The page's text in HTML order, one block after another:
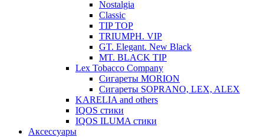
Nostalgia
Classic
TIP TOP
TRIUMPH. VIP
GT. Elegant. New Black
MT. BLACK TIP
Lex Tobacco Company
Сигареты MORION
Сигареты SOPRANO, LEX, ALEX
KARELIA and others
IQOS стики
IQOS ILUMA стики
Аксессуары